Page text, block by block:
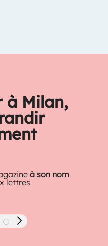
à Milan,
à son nom
lettres
Suivant